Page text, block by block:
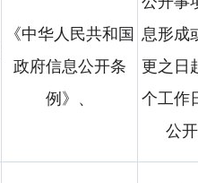
《中华人民共和国
政府信息公开条
例》、
息形成
更之日
个工作
公开